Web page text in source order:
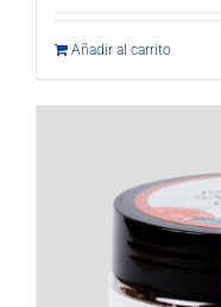
Añadir al carrito